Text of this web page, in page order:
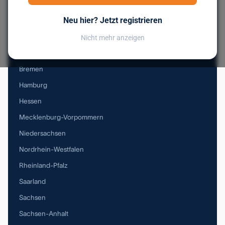
Neu hier? Jetzt registrieren
Nicht mehr anzeigen
Baden-Württemberg
Bremen
Hamburg
Hessen
Mecklenburg-Vorpommern
Niedersachsen
Nordrhein-Westfalen
Rheinland-Pfalz
Saarland
Sachsen
Sachsen-Anhalt